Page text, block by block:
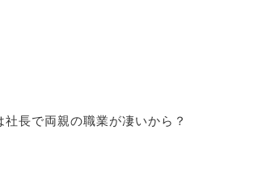
長で両親の職業が凄いから？